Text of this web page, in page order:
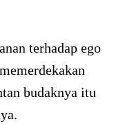
terhadap ego
budaknya itu